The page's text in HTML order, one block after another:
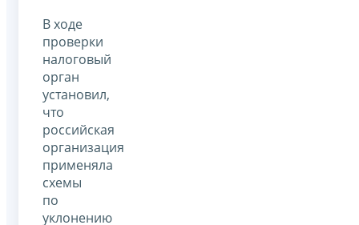
В ходе
проверки
налоговый
орган
установил,
что
российская
организация
применяла
схемы
по
уклонению